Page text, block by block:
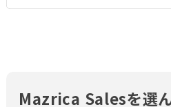
Mazrica Salesを選